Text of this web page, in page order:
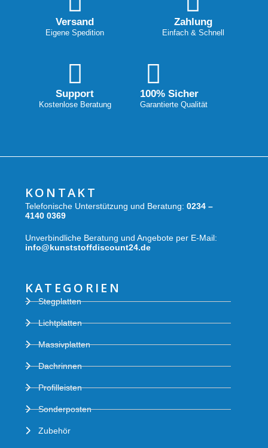
Versand
Eigene Spedition
Zahlung
Einfach & Schnell
Support
Kostenlose Beratung
100% Sicher
Garantierte Qualität
KONTAKT
Telefonische Unterstützung und Beratung: 0234 –
4140 0369
Unverbindliche Beratung und Angebote per E-Mail:
info@kunststoffdiscount24.de
KATEGORIEN
Stegplatten
Lichtplatten
Massivplatten
Dachrinnen
Profilleisten
Sonderposten
Zubehör